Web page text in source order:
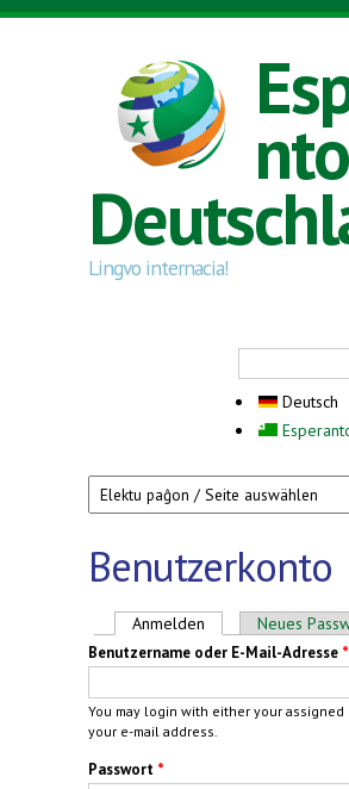
Direkt zum Inhalt
Lingvo internacia!
Deutsch
Benutzerkonto
Haupt-Reiter
Anmelden (aktiver Reiter)
Neues
Benutzername oder E-Mail-Adresse *
You may login with either your assigned
your e-mail address.
Passwort *